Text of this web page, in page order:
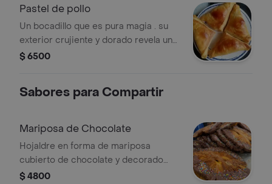
Pastel de pollo
Un bocadillo que es pura magia . su
exterior crujiente y dorado revela un
interior jugoso y sazonado, donde el
ideal para cualquier momento del día.
$ 6500
Sabores para Compartir
Mariposa de Chocolate
Hojaldre en forma de mariposa
cubierto de chocolate y decorado
con chispas de colores.
$ 4800